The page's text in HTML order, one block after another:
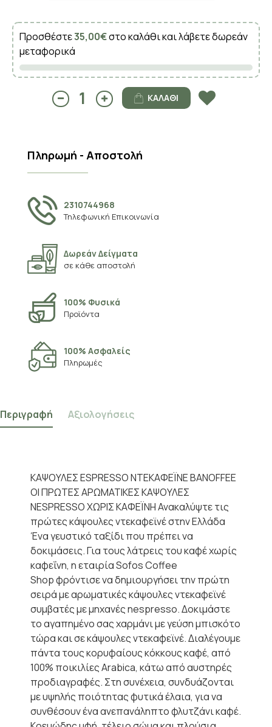
Προσθέστε35,00€στο καλάθι και λάβετε δωρεάν
μεταφορικά
ΚΑΛΆΘΙ
Πληρωμή - Αποστολή
2310744968
Τηλεφωνική Επικοινωνία
Δωρεάν Δείγματα
σε κάθε αποστολή
100% Φυσικά
Προϊόντα
100% Ασφαλείς
Πληρωμές
Περιγραφή Αξιολογήσεις
ΚΑΨΟΥΛΕΣ ESPRESSO ΝΤΕΚΑΦΕΪΝΕ BANOFFEE
ΟΙ ΠΡΩΤΕΣ ΑΡΩΜΑΤΙΚΕΣ ΚΑΨΟΥΛΕΣ
NESPRESSO ΧΩΡΙΣ ΚΑΦΕΪΝΗ Ανακαλύψτε τις
πρώτες κάψουλες ντεκαφεϊνέ στην Ελλάδα
Ένα γευστικό ταξίδι που πρέπει να
δοκιμάσεις. Για τους λάτρεις του καφέ χωρίς
καφεΐνη, η εταιρία Sofos Coffee
Shop φρόντισε να δημιουργήσει την πρώτη
σειρά με αρωματικές κάψουλες ντεκαφεϊνέ
συμβατές με μηχανές nespresso. Δοκιμάστε
το αγαπημένο σας χαρμάνι με γεύση μπισκότο
τώρα και σε κάψουλες ντεκαφεϊνέ. Διαλέγουμε
πάντα τους κορυφαίους κόκκους καφέ, από
100% ποικιλίες Arabica, κάτω από αυστηρές
προδιαγραφές. Στη συνέχεια, συνδυάζονται
με υψηλής ποιότητας φυτικά έλαια, για να
συνθέσουν ένα ανεπανάληπτο φλυτζάνι καφέ.